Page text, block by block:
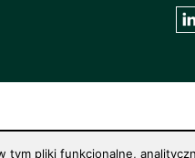
pliki funkcjonalne,